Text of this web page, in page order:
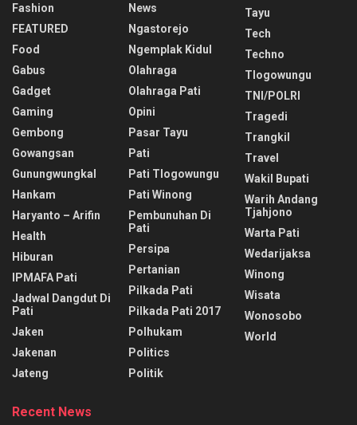
Fashion
FEATURED
Food
Gabus
Gadget
Gaming
Gembong
Gowangsan
Gunungwungkal
Hankam
Haryanto – Arifin
Health
Hiburan
IPMAFA Pati
Jadwal Dangdut Di
Pati
Jaken
Jakenan
Jateng
News
Ngastorejo
Ngemplak Kidul
Olahraga
Olahraga Pati
Opini
Pasar Tayu
Pati
Pati Tlogowungu
Pati Winong
Pembunuhan Di
Pati
Persipa
Pertanian
Pilkada Pati
Pilkada Pati 2017
Polhukam
Politics
Politik
Tayu
Tech
Techno
Tlogowungu
TNI/POLRI
Tragedi
Trangkil
Travel
Wakil Bupati
Warih Andang
Tjahjono
Warta Pati
Wedarijaksa
Winong
Wisata
Wonosobo
World
Recent News